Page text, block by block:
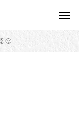
🙄